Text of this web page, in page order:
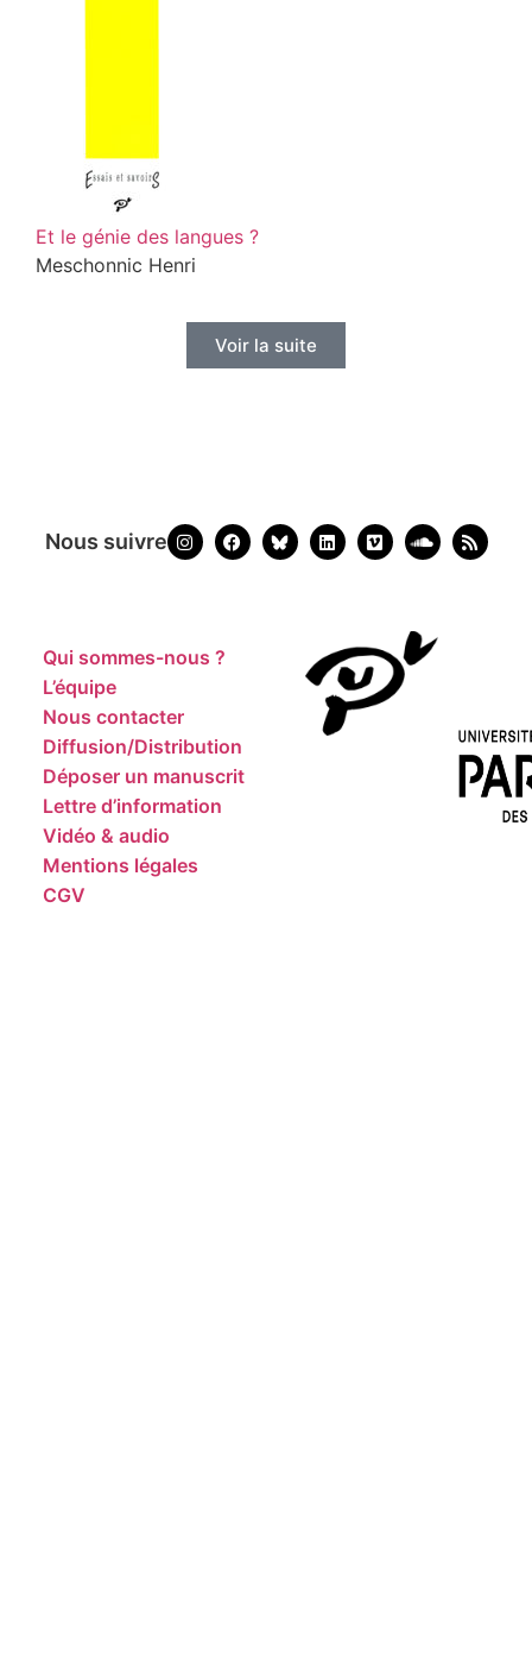
Et le génie des langues ?
Meschonnic Henri
Voir la suite
Nous suivre
Qui sommes-nous ?
L’équipe
Nous contacter
Diffusion/Distribution
Déposer un manuscrit
Lettre d’information
Vidéo & audio
Mentions légales
CGV